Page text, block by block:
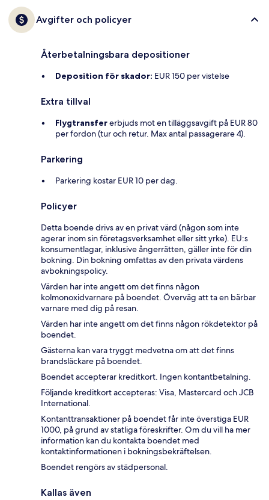
Avgifter och policyer
Återbetalningsbara depositioner
Deposition för skador: EUR 150 per vistelse
Extra tillval
Flygtransfererbjuds mot en tilläggsavgift på EUR 80
per fordon (tur och retur. Max antal passagerare 4).
Parkering
Parkering kostar EUR 10 per dag.
Policyer
Detta boende drivs av en privat värd (någon som inte
agerar inom sin företagsverksamhet eller sitt yrke). EU:s
konsumentlagar, inklusive ångerrätten, gäller inte för din
bokning. Din bokning omfattas av den privata värdens
avbokningspolicy.
Värden har inte angett om det finns någon
kolmonoxidvarnare på boendet. Överväg att ta en bärbar
varnare med dig på resan.
Värden har inte angett om det finns någon rökdetektor på
boendet.
Gästerna kan vara tryggt medvetna om att det finns
brandsläckare på boendet.
Boendet accepterar kreditkort. Ingen kontantbetalning.
Följande kreditkort accepteras: Visa, Mastercard och JCB
International.
Kontanttransaktioner på boendet får inte överstiga EUR
1000, på grund av statliga föreskrifter. Om du vill ha mer
information kan du kontakta boendet med
kontaktinformationen i bokningsbekräftelsen.
Boendet rengörs av städpersonal.
Kallas även